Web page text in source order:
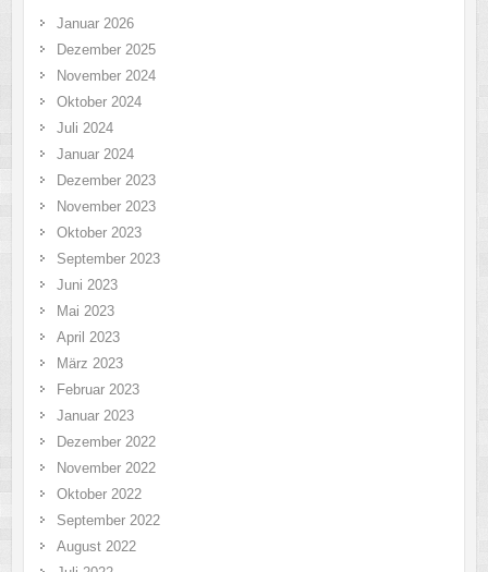
Januar 2026
Dezember 2025
November 2024
Oktober 2024
Juli 2024
Januar 2024
Dezember 2023
November 2023
Oktober 2023
September 2023
Juni 2023
Mai 2023
April 2023
März 2023
Februar 2023
Januar 2023
Dezember 2022
November 2022
Oktober 2022
September 2022
August 2022